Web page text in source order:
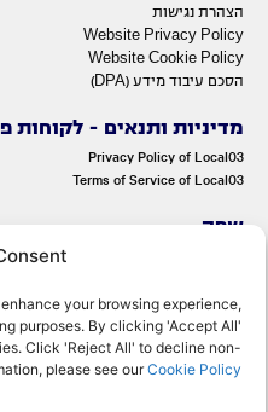
your browsing experience,
purposes. By clicking 'Accept All'
Click 'Reject All' to decline non-
please see ourCookie Policy
הצהרת נגישות
Website Privacy Policy
Website Cookie Policy
הסכם עיבוד מידע (DPA)
מדיניות ותנאים - לקוחות
Privacy Policy of Local03
Terms of Service of Local03
שפה